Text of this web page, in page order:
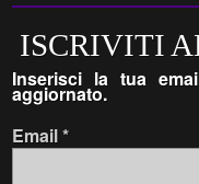
ISCRIVITI
Inserisci la tua
aggiornato.
Email*